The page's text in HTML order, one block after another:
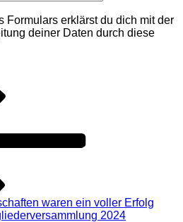
Formulars erklärst du dich mit der
deiner Daten durch diese
waren ein voller Erfolg
2024